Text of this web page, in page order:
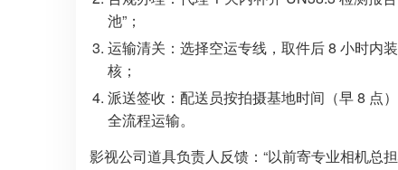
池”；
运输清关：选择空运专线，取件后 8 小时内
核；
派送签收：配送员按拍摄基地时间（早 8
全流程运输。
影视公司道具负责人反馈：“以前寄专业相机总